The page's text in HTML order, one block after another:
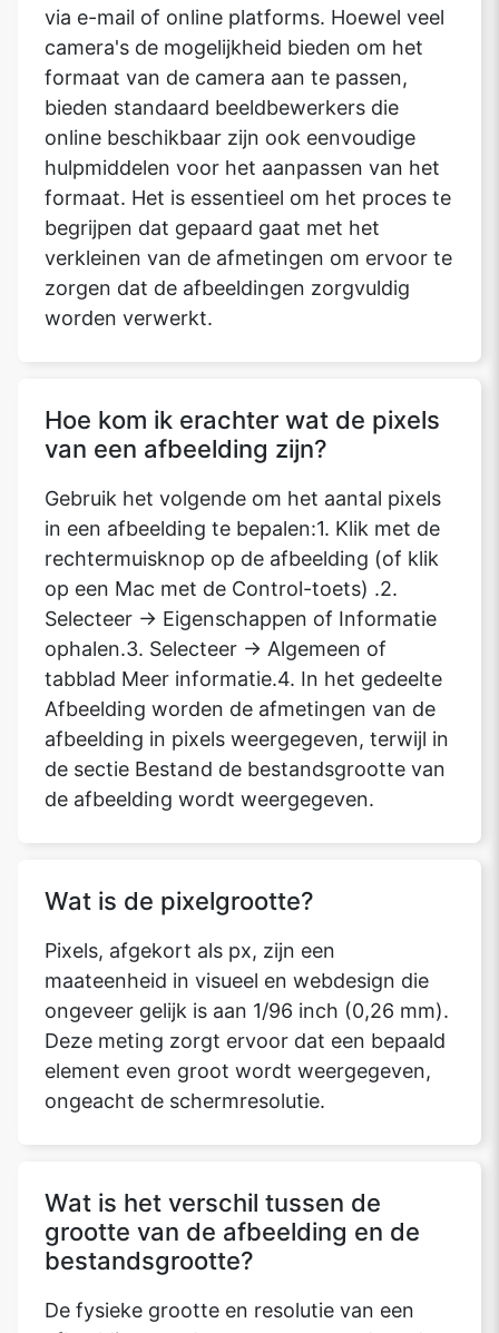
via e-mail of online platforms. Hoewel veel
camera's de mogelijkheid bieden om het
formaat van de camera aan te passen,
bieden standaard beeldbewerkers die
online beschikbaar zijn ook eenvoudige
hulpmiddelen voor het aanpassen van het
formaat. Het is essentieel om het proces te
begrijpen dat gepaard gaat met het
verkleinen van de afmetingen om ervoor te
zorgen dat de afbeeldingen zorgvuldig
worden verwerkt.
Hoe kom ik erachter wat de pixels
van een afbeelding zijn?
Gebruik het volgende om het aantal pixels
in een afbeelding te bepalen:1. Klik met de
rechtermuisknop op de afbeelding (of klik
op een Mac met de Control-toets) .2.
Selecteer -> Eigenschappen of Informatie
ophalen.3. Selecteer -> Algemeen of
tabblad Meer informatie.4. In het gedeelte
Afbeelding worden de afmetingen van de
afbeelding in pixels weergegeven, terwijl in
de sectie Bestand de bestandsgrootte van
de afbeelding wordt weergegeven.
Wat is de pixelgrootte?
Pixels, afgekort als px, zijn een
maateenheid in visueel en webdesign die
ongeveer gelijk is aan 1/96 inch (0,26 mm).
Deze meting zorgt ervoor dat een bepaald
element even groot wordt weergegeven,
ongeacht de schermresolutie.
Wat is het verschil tussen de
grootte van de afbeelding en de
bestandsgrootte?
De fysieke grootte en resolutie van een